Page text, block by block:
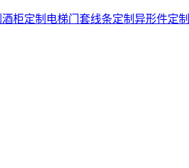
酒柜定制 电梯门套线条定制 异形件定制